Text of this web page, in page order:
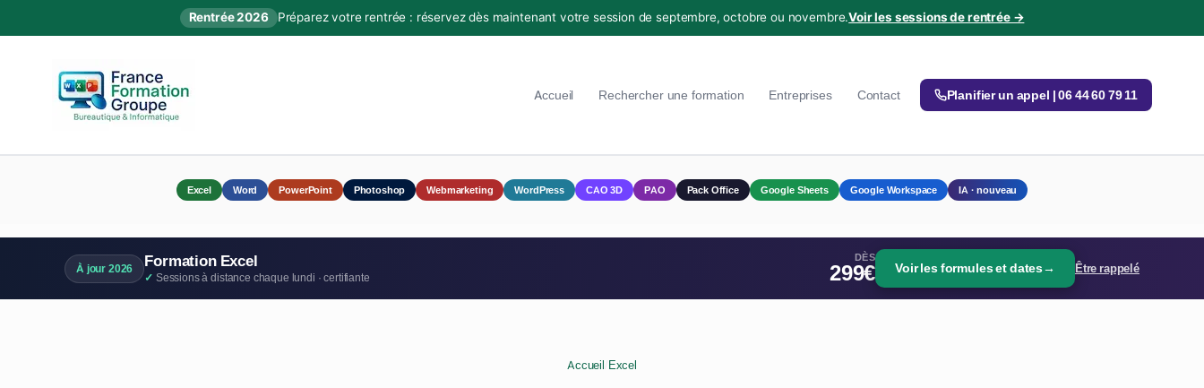
Rentrée 2026 Préparez votre rentrée : réservez dès maintenant votre session de septembre, octobre ou novembre.Voir les sessions de rentrée →
Accueil Rechercher une formation Entreprises Contact Planifier un appel | 06 44 60 79 11
Excel Word PowerPoint Photoshop Webmarketing WordPress CAO 3D PAO Pack Office Google Sheets Google Workspace IA · nouveau
À jour 2026 Formation Excel
Sessions à distance chaque lundi · certifiante
DÈS
299€ Voir les formules et dates→ Être rappelé
Accueil Excel